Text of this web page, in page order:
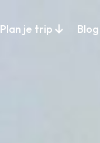
Plan je trip Blog